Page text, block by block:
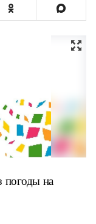
погоды на